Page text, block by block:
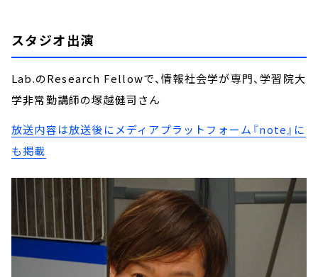
スタジオ出演
Lab.のResearch Fellowで、情報社会学が専門、学習院大
学非常勤講師の塚越健司さん
放送内容は放送後にメディアプラットフォーム『note』に
も掲載